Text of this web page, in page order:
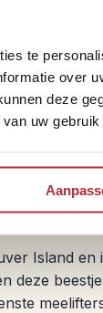
te
over
deze
uw
van
je contact
de GGD.
Island en
deze